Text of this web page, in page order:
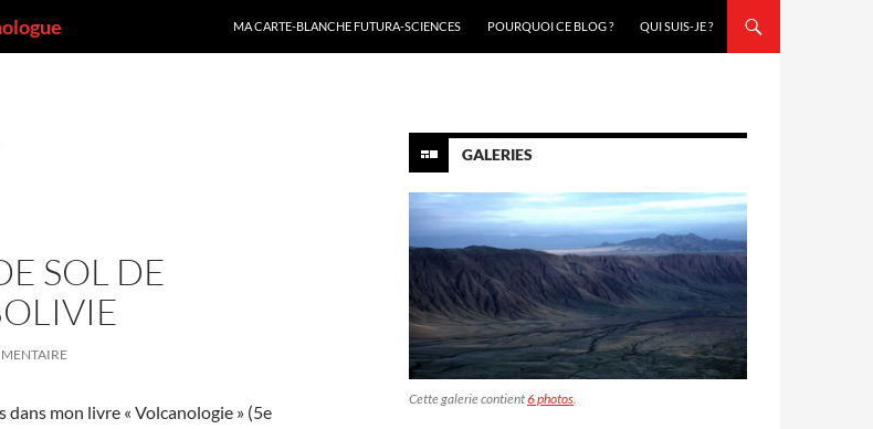
MA CARTE-BLANCHE FUTURA-SCIENCES
POURQUOI CE BLOG ? QUI SUIS-JE ?
SOL DE
dans mon livre « Volcanologie » (5e
GALERIES
Cette galerie contient6 photos.